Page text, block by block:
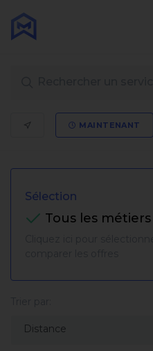
MAINTENANT
Sélection
Tous les métiers